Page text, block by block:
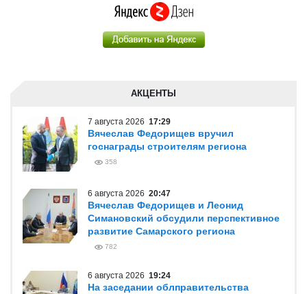
АКЦЕНТЫ
7 августа 2026 17:29
Вячеслав Федорищев вручил
госнаграды строителям региона
358
6 августа 2026 20:47
Вячеслав Федорищев и Леонид
Симановский обсудили перспективное
развитие Самарского региона
782
6 августа 2026 19:24
На заседании облправительства